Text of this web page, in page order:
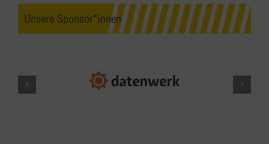
Unsere Sponsor*innen